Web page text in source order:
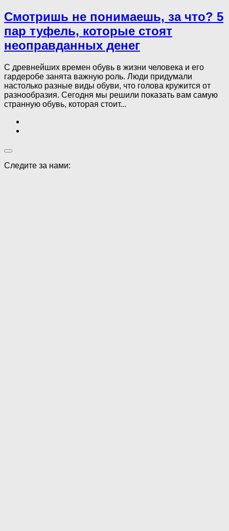
Смотришь не понимаешь, за что? 5
пар туфель, которые стоят
неоправданных денег
С древнейших времен обувь в жизни человека и его
гардеробе занята важную роль. Люди придумали
настолько разные виды обуви, что голова кружится от
разнообразия. Сегодня мы решили показать вам самую
странную обувь, которая стоит...
Следите за нами: